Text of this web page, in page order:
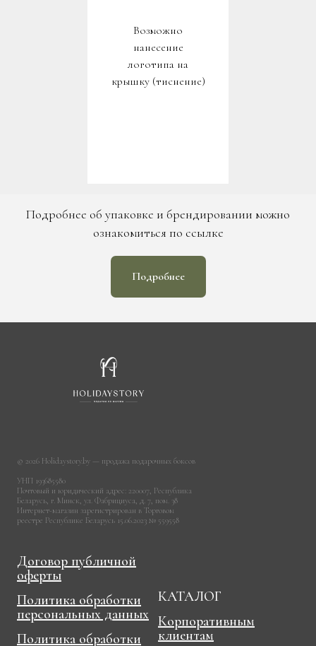
Возможно
нанесение
логотипа на
крышку (тиснение)
Подробнее об упаковке и брендировании можно
ознакомиться по ссылке
Подробнее
© 2026 Holidaystory.by — продажа подарочных боксов
УНП 193685580
Почтовый и юридический адрес: 220007, Республика
Беларусь, г. Минск, ул. Фабрициуса, д. 7, пом. 38
Интернет-магазин зарегистрирован в Торговом
реестре Республике Беларусь 15.06.2023 № 559558
Договор публичной
оферты
Политика обработки
персональных данных
Политика обработки
КАТАЛОГ
Корпоративным
клиентам